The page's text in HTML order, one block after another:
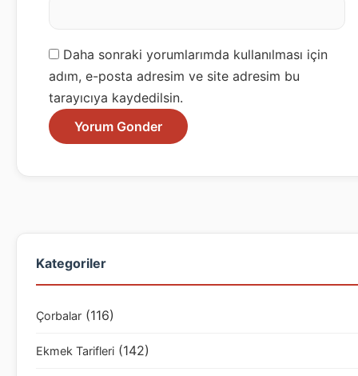
Daha sonraki yorumlarımda kullanılması için
adım, e-posta adresim ve site adresim bu
tarayıcıya kaydedilsin.
Kategoriler
Çorbalar (116)
Ekmek Tarifleri (142)